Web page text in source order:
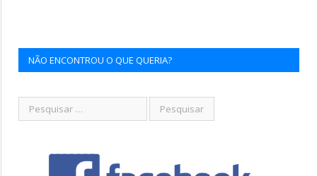
NÃO ENCONTROU O QUE QUERIA?